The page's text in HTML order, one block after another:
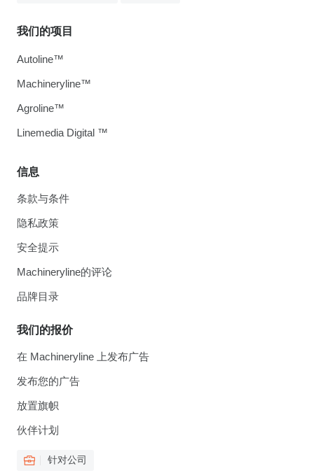
信息
条款与条件
隐私政策
安全提示
Machineryline的评论
品牌目录
我们的报价
在 Machineryline 上发布广告
发布您的广告
放置旗帜
伙伴计划
针对公司
我们的项目
Autoline™
Machineryline™
Agroline™
Linemedia Digital ™